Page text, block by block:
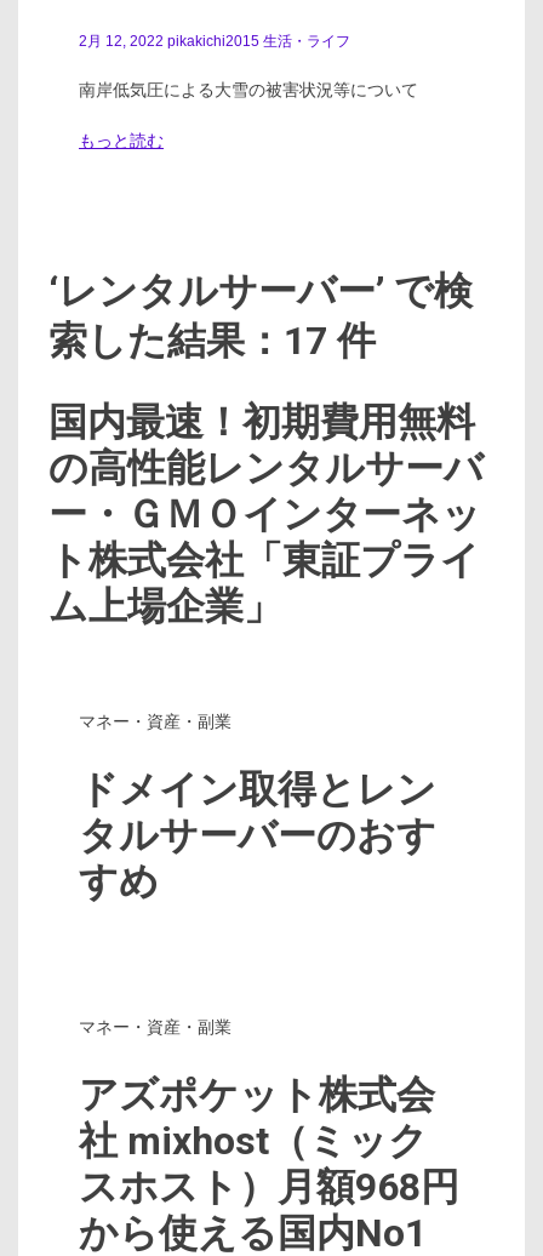
2月 12, 2022 pikakichi2015 生活・ライフ
南岸低気圧による大雪の被害状況等について
もっと読む
‘レンタルサーバー’ で検
索した結果：17 件
国内最速！初期費用無料
の高性能レンタルサーバ
ー・ＧＭＯインターネッ
ト株式会社「東証プライ
ム上場企業」
マネー・資産・副業
ドメイン取得とレン
タルサーバーのおす
すめ
マネー・資産・副業
アズポケット株式会
社 mixhost（ミック
スホスト）月額968円
から使える国内No1